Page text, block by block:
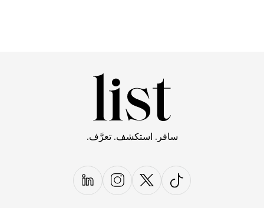
سافر. استكشف. تعرَّف.